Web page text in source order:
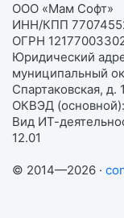
ООО «Мам Софт»
ИНН/КПП
ОГРН
Юридический
муниципальный
Спартаковская,
ОКВЭД
Вид ИТ-
12.01
© 2014—2026 ·